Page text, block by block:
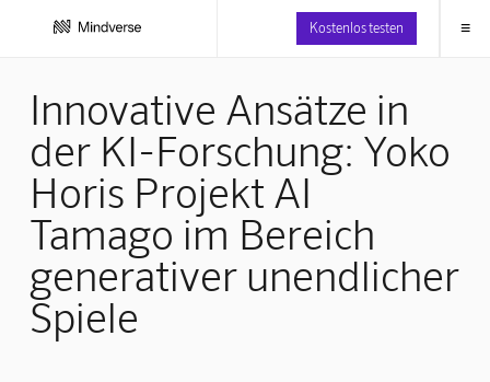
Kostenlos testen ≡
Innovative Ansätze in
der KI-Forschung: Yoko
Horis Projekt AI
Tamago im Bereich
generativer unendlicher
Spiele